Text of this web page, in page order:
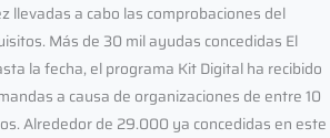
llevadas a cabo las comprobaciones del
Más de 30 mil ayudas concedidas El
la fecha, el programa Kit Digital ha recibido
a causa de organizaciones de entre 10
Alrededor de 29.000 ya concedidas en este